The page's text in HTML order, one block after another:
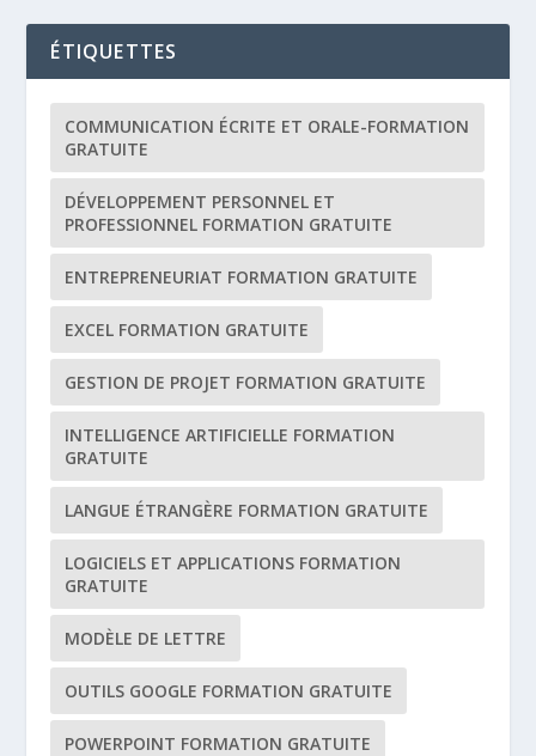
ÉTIQUETTES
COMMUNICATION ÉCRITE ET ORALE-FORMATION
GRATUITE
DÉVELOPPEMENT PERSONNEL ET
PROFESSIONNEL FORMATION GRATUITE
ENTREPRENEURIAT FORMATION GRATUITE
EXCEL FORMATION GRATUITE
GESTION DE PROJET FORMATION GRATUITE
INTELLIGENCE ARTIFICIELLE FORMATION
GRATUITE
LANGUE ÉTRANGÈRE FORMATION GRATUITE
LOGICIELS ET APPLICATIONS FORMATION
GRATUITE
MODÈLE DE LETTRE
OUTILS GOOGLE FORMATION GRATUITE
POWERPOINT FORMATION GRATUITE